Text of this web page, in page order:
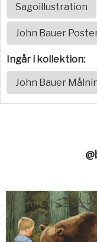
Sagoillustration
John Bauer
Ingår i kollektion:
John Bauer